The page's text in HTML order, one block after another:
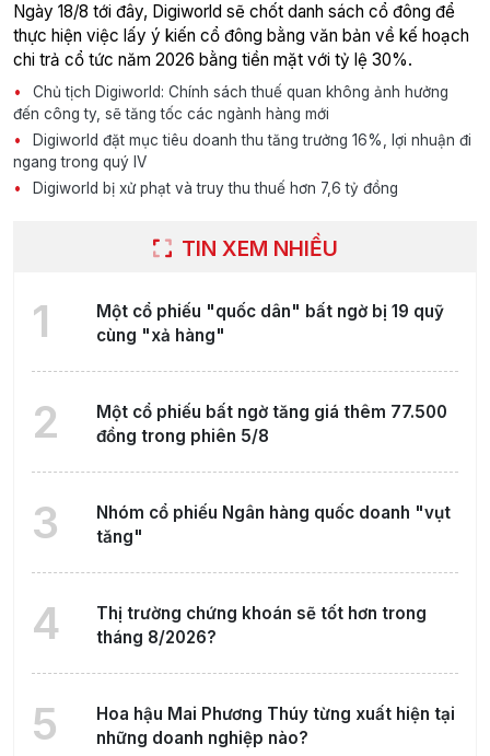
Ngày 18/8 tới đây, Digiworld sẽ chốt danh sách cổ đông để
thực hiện việc lấy ý kiến cổ đông bằng văn bản về kế hoạch
chi trả cổ tức năm 2026 bằng tiền mặt với tỷ lệ 30%.
Chủ tịch Digiworld: Chính sách thuế quan không ảnh hưởng
đến công ty, sẽ tăng tốc các ngành hàng mới
Digiworld đặt mục tiêu doanh thu tăng trưởng 16%, lợi nhuận đi
ngang trong quý IV
Digiworld bị xử phạt và truy thu thuế hơn 7,6 tỷ đồng
TIN XEM NHIỀU
1
Một cổ phiếu "quốc dân" bất ngờ bị 19 quỹ
cùng "xả hàng"
2
Một cổ phiếu bất ngờ tăng giá thêm 77.500
đồng trong phiên 5/8
3
Nhóm cổ phiếu Ngân hàng quốc doanh "vụt
tăng"
4
Thị trường chứng khoán sẽ tốt hơn trong
tháng 8/2026?
5
Hoa hậu Mai Phương Thúy từng xuất hiện tại
những doanh nghiệp nào?